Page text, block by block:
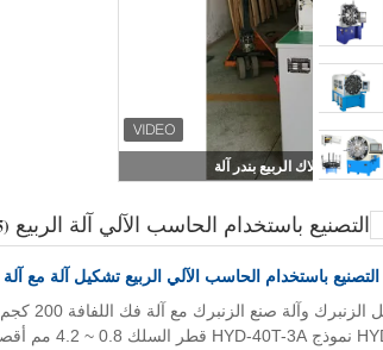
التصنيع باستخدام الحاسب الآلي آلة الربيع (225)
آلة تشكيل